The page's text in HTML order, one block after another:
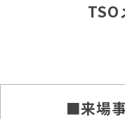
TSO
■来場